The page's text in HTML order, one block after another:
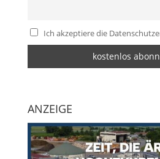
Ich akzeptiere die
ANZEIGE